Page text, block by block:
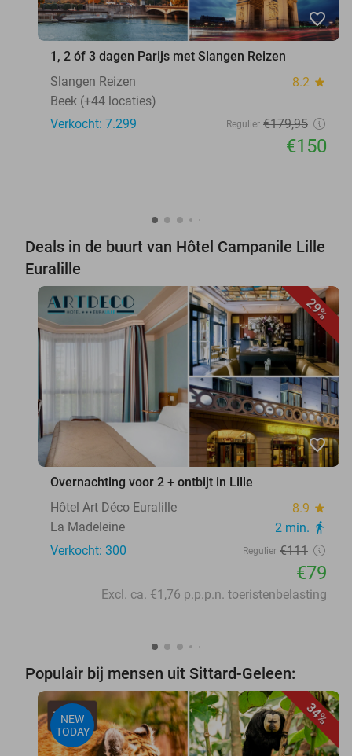
favorite_border
1, 2 óf 3 dagen Parijs met Slangen Reizen
Slangen Reizen
8.2 star
Beek (+44 locaties)
Verkocht: 7.299
Regulier €179,95
€150
Deals in de buurt van Hôtel Campanile Lille
Euralille
29%
favorite_border
Overnachting voor 2 + ontbijt in Lille
Hôtel Art Déco Euralille
8.9 star
La Madeleine 2 min. directions_walk
Verkocht: 300 Regulier €111
€79
Excl. ca. €1,76 p.p.p.n. toeristenbelasting
Populair bij mensen uit Sittard-Geleen:
34%
NEW
TODAY